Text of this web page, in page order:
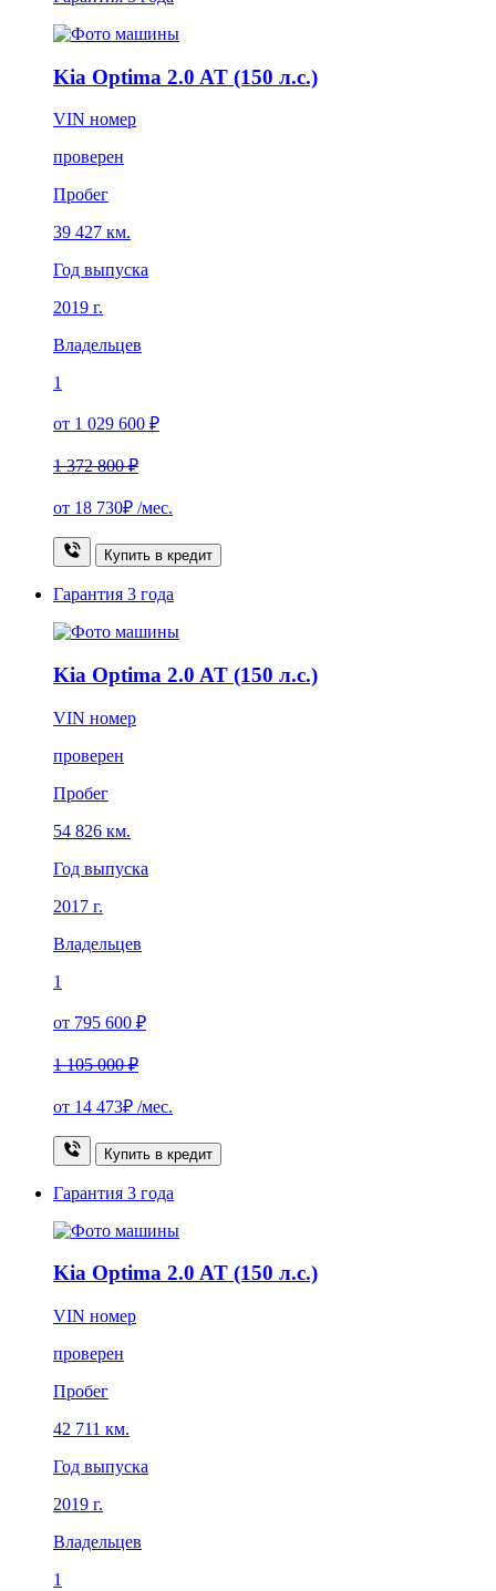
Kia Optima 2.0 AT (150 л.с.)
VIN номер
проверен
Пробег
39 427 км.
Год выпуска
2019 г.
Владельцев
1
от 1 029 600 ₽
1 372 800 ₽
от 18 730₽ /мес.
Купить в кредит
Гарантия 3 года
Kia Optima 2.0 AT (150 л.с.)
VIN номер
проверен
Пробег
54 826 км.
Год выпуска
2017 г.
Владельцев
1
от 795 600 ₽
1 105 000 ₽
от 14 473₽ /мес.
Купить в кредит
Гарантия 3 года
Kia Optima 2.0 AT (150 л.с.)
VIN номер
проверен
Пробег
42 711 км.
Год выпуска
2019 г.
Владельцев
1